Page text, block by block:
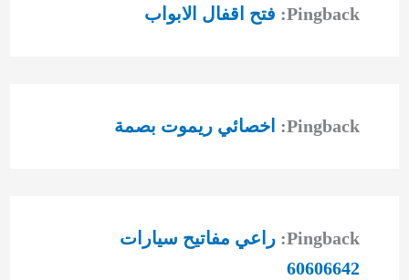
Pingback: فتح اقفال الابواب
Pingback: اخصائي ريموت بصمة
Pingback: راعي مفاتيح سيارات
60606642